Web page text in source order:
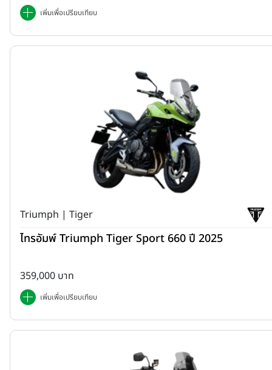
เพิ่มเพื่อเปรียบเทียบ
Triumph | Tiger
ไทรอัมพ์ Triumph Tiger Sport 660 ปี 2025
359,000 บาท
เพิ่มเพื่อเปรียบเทียบ